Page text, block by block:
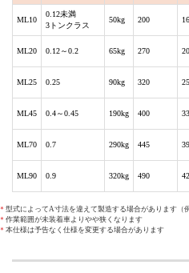
ML10
0.12未満
3トンクラス
50kg 200
ML20 0.12～0.2 65kg 270
ML25 0.25 90kg 320
ML45 0.4～0.45 190kg 400
ML70 0.7 290kg 445
ML90 0.9 320kg 490
型式によってA寸法を違えて製造する場合があります（
作業範囲が未装着車よりやや狭くなります
本仕様は予告なく仕様を変更する場合があります